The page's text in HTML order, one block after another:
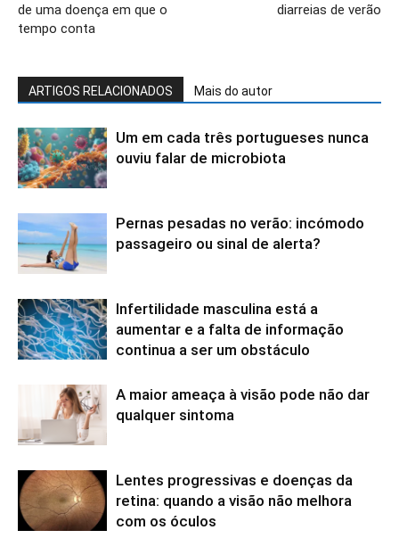
de uma doença em que o
tempo conta
diarreias de verão
ARTIGOS RELACIONADOS Mais do autor
Um em cada três portugueses nunca
ouviu falar de microbiota
Pernas pesadas no verão: incómodo
passageiro ou sinal de alerta?
Infertilidade masculina está a
aumentar e a falta de informação
continua a ser um obstáculo
A maior ameaça à visão pode não dar
qualquer sintoma
Lentes progressivas e doenças da
retina: quando a visão não melhora
com os óculos